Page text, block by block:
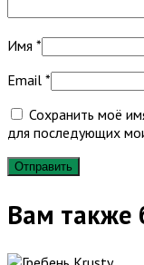
Имя *
Email *
Сохранить моё
для последующих
Вам также